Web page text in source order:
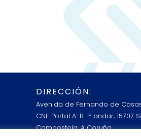
DIRECCIÓN:
Avenida de Fernando de
CNL. Portal A-B. 1º andar, 15707
Compostela, A Coruña